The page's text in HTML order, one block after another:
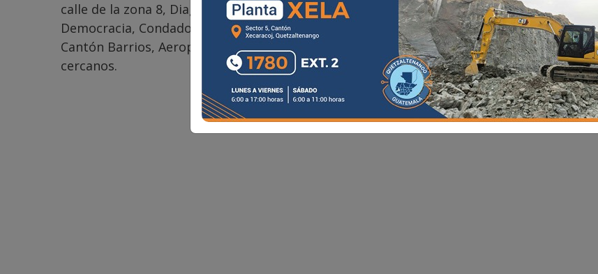
calle de la zona 8, Diagonal 1, La Pinada, Hospital Regional de Occidente, colonia La
Democracia, Condado Santa María, Jardines de Xelajú, Periférico, Rotonda a Tecún Umán,
Cantón Barrios, Aeropuerto, La Cruz y Paseo de la Arboleda, entre otros lugares
cercanos.